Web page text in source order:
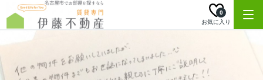
お気に入り
0